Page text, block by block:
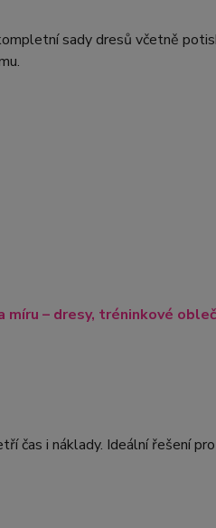
sady dresů včetně
– dresy, tréninkové
čas i náklady. Ideální řešení